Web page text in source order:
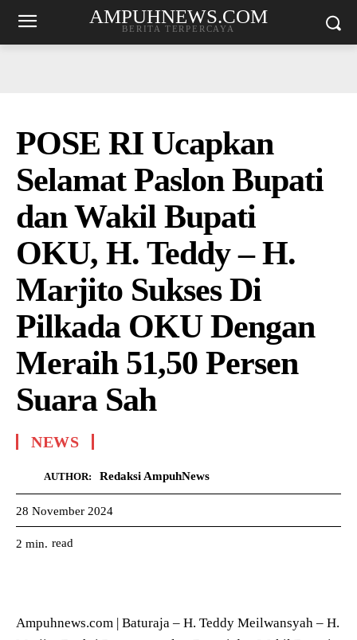
AMPUHNEWS.COM
BERITA TERPERCAYA
POSE RI Ucapkan
Selamat Paslon Bupati
dan Wakil Bupati
OKU, H. Teddy – H.
Marjito Sukses Di
Pilkada OKU Dengan
Meraih 51,50 Persen
Suara Sah
NEWS
AUTHOR: Redaksi AmpuhNews
28 November 2024
2 min. read
Ampuhnews.com | Baturaja – H. Teddy Meilwansyah – H.